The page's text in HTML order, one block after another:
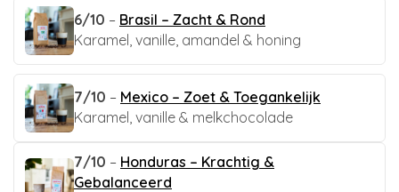
6/10 – Brasil – Zacht & Rond
Karamel, vanille, amandel & honing
7/10 – Mexico – Zoet & Toegankelijk
Karamel, vanille & melkchocolade
7/10 – Honduras – Krachtig &
Gebalanceerd